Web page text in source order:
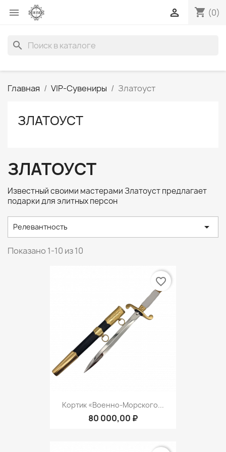
 shopping_cart (0)

search
Главная VIP-Сувениры Златоуст
ЗЛАТОУСТ
ЗЛАТОУСТ
Известный своими мастерами Златоуст предлагает
подарки для элитных персон
Релевантность 
Показано 1-10 из 10
Кортик «Военно-Морского...
80 000,00 ₽
favorite_border